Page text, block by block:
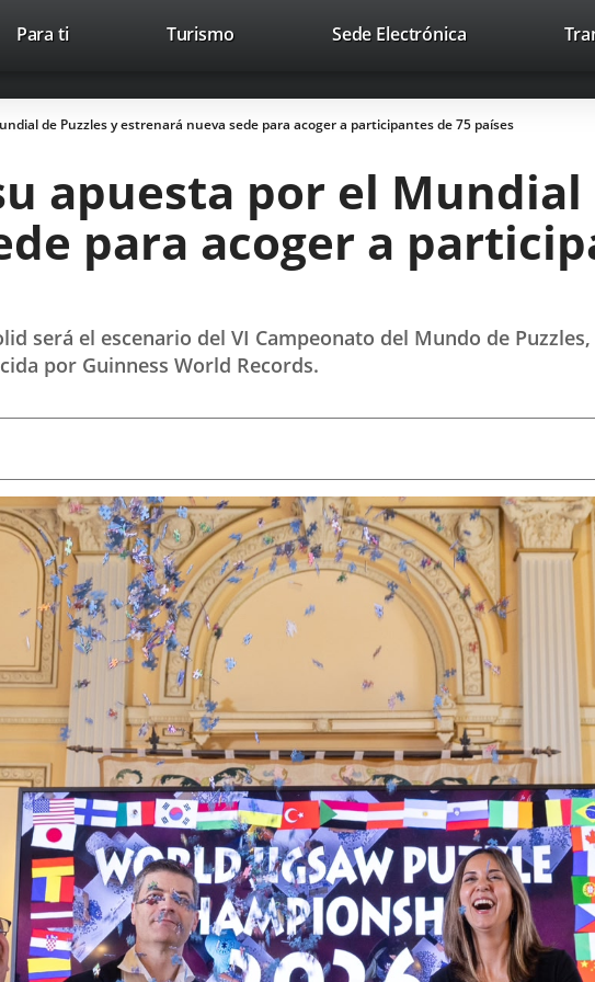
Trabaja con nosotros Contacto
una
Para ti TurismoEste
abrirá
en
nueva.
Sede ElectrónicaEnlace
aplicación
externa.
de Puzzles y estrenará nueva sede para acoger a participantes de 75 países
apuesta por el Mundial
para acoger a
será el escenario del VI Campeonato del Mundo de
por Guinness World Records.